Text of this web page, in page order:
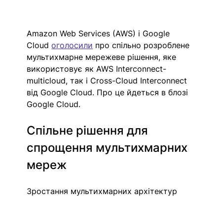
Amazon Web Services (AWS) і Google
Cloud оголосили про спільно розроблене
мультихмарне мережеве рішення, яке
використовує як AWS Interconnect-
multicloud, так і Cross-Cloud Interconnect
від Google Cloud. Про це йдеться в блозі
Google Cloud.
Спільне рішення для
спрощення мультихмарних
мереж
Зростання мультихмарних архітектур